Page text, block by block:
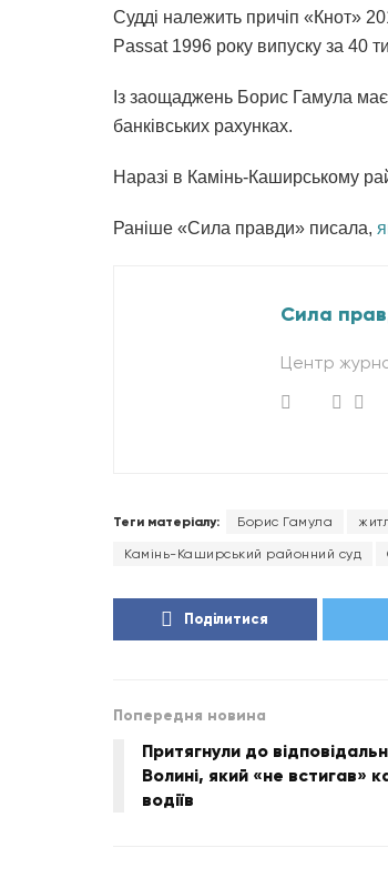
Судді належить причіп «Кнот»
Passat 1996 року випуску за 40
Із заощаджень Борис Гамула
банківських рахунках.
Наразі в Камінь-Каширському
Раніше «Сила правди» писала,
Сила
Центр
Теги матеріалу: Борис Гамула
Камінь-Каширський районний суд
Поділитися
Попередня новина
Притягнули до
Волині, який «не встигав»
водіїв